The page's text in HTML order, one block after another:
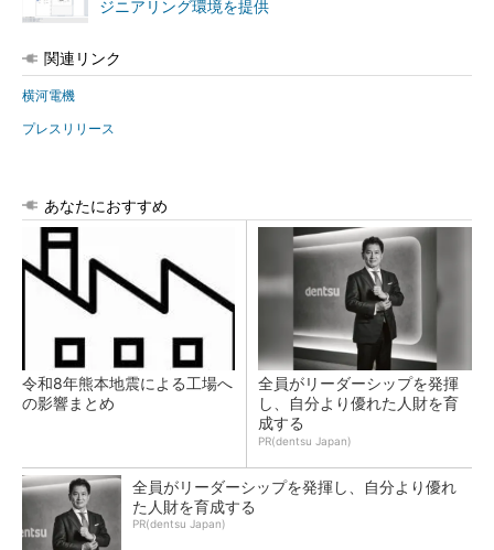
ジニアリング環境を提供
関連リンク
横河電機
プレスリリース
あなたにおすすめ
令和8年熊本地震による工場へ
の影響まとめ
全員がリーダーシップを発揮
し、自分より優れた人財を育
成する
PR(dentsu Japan)
全員がリーダーシップを発揮し、自分より優れ
た人財を育成する
PR(dentsu Japan)